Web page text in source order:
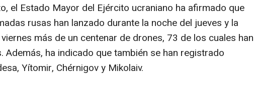
el Estado Mayor del Ejército ucraniano ha afirmado que
rusas han lanzado durante la noche del jueves y la
más de un centenar de drones, 73 de los cuales han
Además, ha indicado que también se han registrado
Yítomir, Chérnigov y Mikolaiv.